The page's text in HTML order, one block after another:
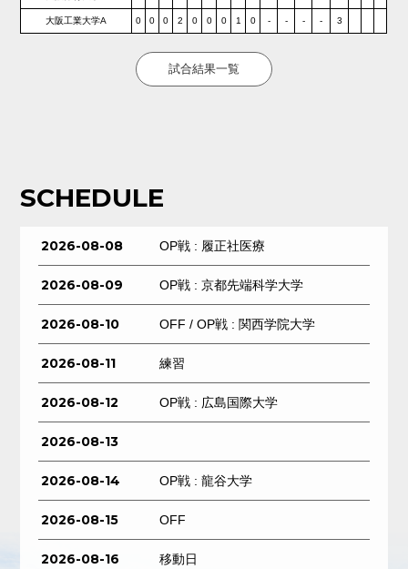
大阪工業大学A 0 0 0 2 0 0 0 1 0 - - - - 3
試合結果一覧
SCHEDULE
2026-08-08 OP戦 : 履正社医療
2026-08-09 OP戦 : 京都先端科学大学
2026-08-10 OFF / OP戦 : 関西学院大学
2026-08-11 練習
2026-08-12 OP戦 : 広島国際大学
2026-08-13
2026-08-14 OP戦 : 龍谷大学
2026-08-15 OFF
2026-08-16 移動日